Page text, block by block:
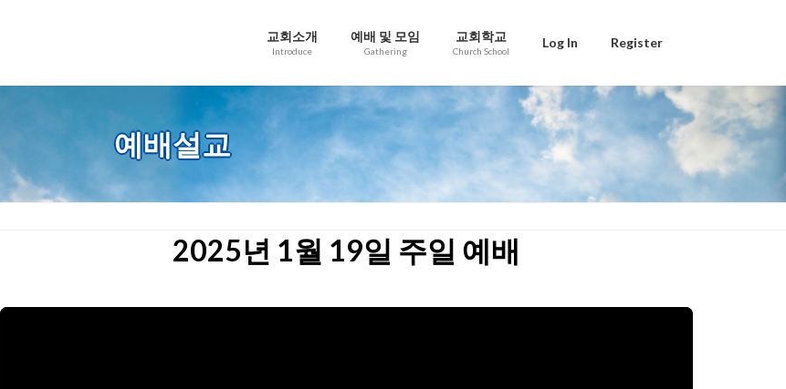
교회소개
Introduce
예배 및 모임
Gathering
교회학교
Church School
Log In Register
예배설교
2025년 1월 19일 주일 예배